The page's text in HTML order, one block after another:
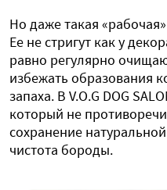
Но даже такая
Ее не стригут как у
равно регулярно
избежать образования
запаха. В V.O.G DOG
который не
сохранение
чистота бороды.